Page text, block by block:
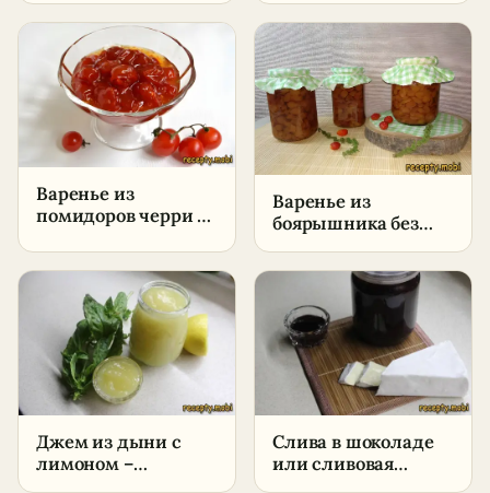
в домашних
условиях
пошаговый рецепт
в домашних
условиях
Варенье из
помидоров черри –
в домашних
условиях
Варенье из
боярышника без
пошаговый рецепт
в домашних
условиях
Джем из дыни с
лимоном –
Слива в шоколаде
или сливовая